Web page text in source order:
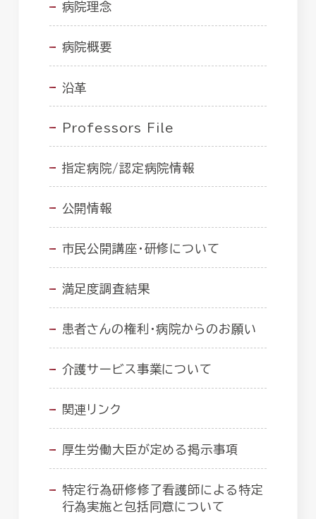
病院理念
病院概要
沿革
Professors File
指定病院/認定病院情報
公開情報
市民公開講座・研修について
満足度調査結果
患者さんの権利・病院からのお願い
介護サービス事業について
関連リンク
厚生労働大臣が定める掲示事項
特定行為研修修了看護師による特定
行為実施と包括同意について